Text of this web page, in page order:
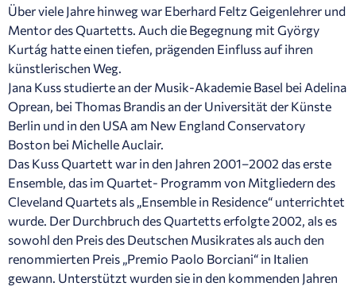
Über viele Jahre hinweg war Eberhard Feltz Geigenlehrer und
Mentor des Quartetts. Auch die Begegnung mit György
Kurtág hatte einen tiefen, prägenden Einfluss auf ihren
künstlerischen Weg.
Jana Kuss studierte an der Musik-Akademie Basel bei Adelina
Oprean, bei Thomas Brandis an der Universität der Künste
Berlin und in den USA am New England Conservatory
Boston bei Michelle Auclair.
Das Kuss Quartett war in den Jahren 2001–2002 das erste
Ensemble, das im Quartet- Programm von Mitgliedern des
Cleveland Quartets als „Ensemble in Residence“ unterrichtet
wurde. Der Durchbruch des Quartetts erfolgte 2002, als es
sowohl den Preis des Deutschen Musikrates als auch den
renommierten Preis „Premio Paolo Borciani“ in Italien
gewann. Unterstützt wurden sie in den kommenden Jahren